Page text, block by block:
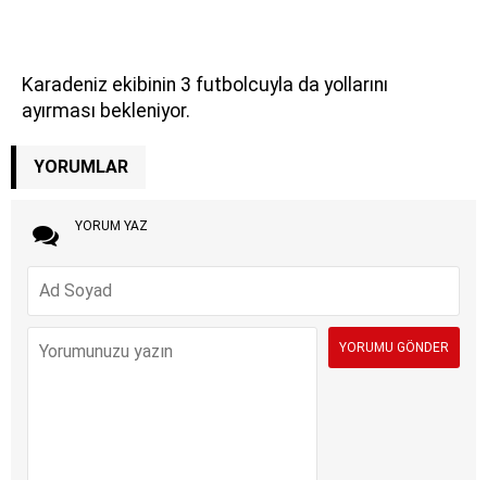
Karadeniz ekibinin 3 futbolcuyla da yollarını
ayırması bekleniyor.
YORUMLAR
YORUM YAZ